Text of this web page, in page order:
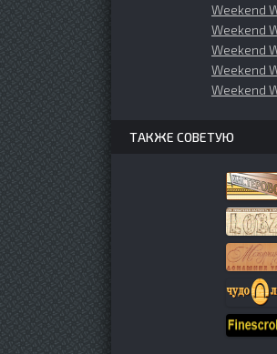
Weekend
Weekend
Weekend
Weekend
Weekend
ТАКЖЕ СОВЕТУЮ